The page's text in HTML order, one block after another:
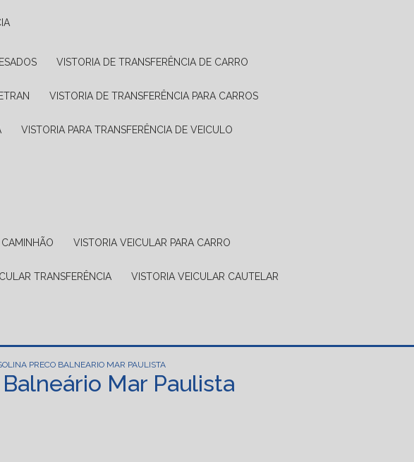
VISTORIA DE TRANSFERÊNCIA DE CARRO
VISTORIA DE TRANSFERÊNCIA PARA CARROS
VISTORIA PARA TRANSFERÊNCIA DE VEICULO
CAMINHÃO VISTORIA VEICULAR PARA CARRO
TRANSFERÊNCIA VISTORIA VEICULAR CAUTELAR
PRECO BALNEARIO MAR PAULISTA
Mar Paulista